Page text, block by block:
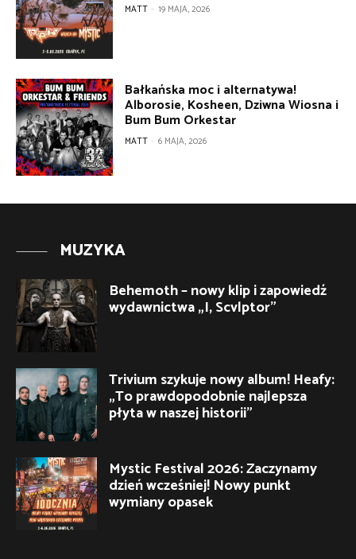
MATT - 19 MAJA, 2026
Bałkańska moc i alternatywa!
Alborosie, Kosheen, Dziwna Wiosna i
Bum Bum Orkestar
MATT - 6 MAJA, 2026
MUZYKA
Behemoth – nowy klip i zapowiedź
wydawnictwa „I, Scvlptor”
Trivium szykuje nowy album! Heafy:
„To prawdopodobnie najlepsza
płyta w naszej historii”
Mystic Festival 2026: Zaczynamy
dzień wcześniej! Nowy punkt
wymiany opasek